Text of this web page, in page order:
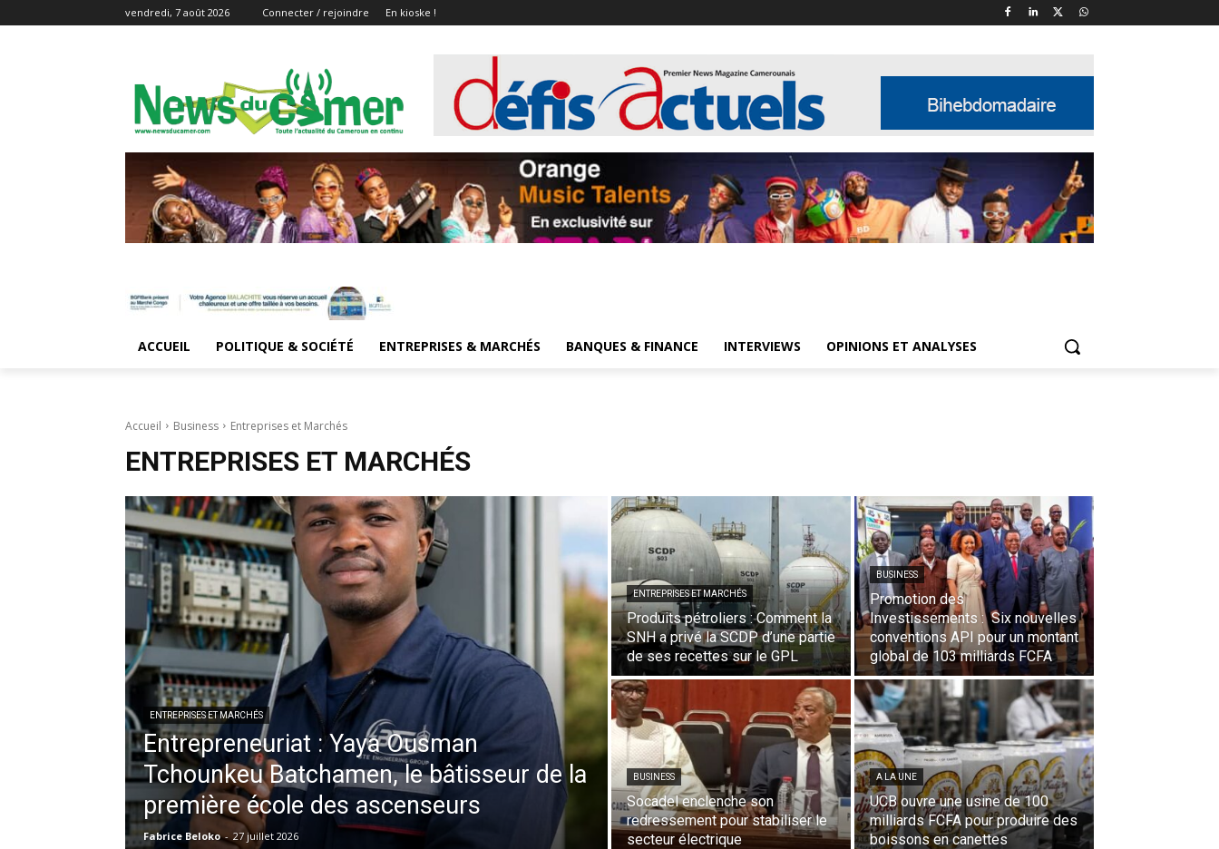
vendredi, 7 août 2026 Connecter / rejoindre En kioske !
ACCUEIL POLITIQUE & SOCIÉTÉ ENTREPRISES & MARCHÉS BANQUES & FINANCE INTERVIEWS OPINIONS ET ANALYSES
Accueil Business Entreprises et Marchés
ENTREPRISES ET MARCHÉS
ENTREPRISES ET MARCHÉS
Entrepreneuriat : Yaya Ousman
Tchounkeu Batchamen, le bâtisseur de la
première école des ascenseurs
Fabrice Beloko - 27 juillet 2026
ENTREPRISES ET MARCHÉS
Produits pétroliers : Comment la
SNH a privé la SCDP d’une partie
de ses recettes sur le GPL
BUSINESS
Promotion des
Investissements : Six nouvelles
conventions API pour un montant
global de 103 milliards FCFA
BUSINESS
Socadel enclenche son
redressement pour stabiliser le
secteur électrique
A LA UNE
UCB ouvre une usine de 100
milliards FCFA pour produire des
boissons en canettes